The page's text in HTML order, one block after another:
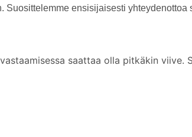
Suosittelemme ensisijaisesti yhteydenottoa
saattaa olla pitkäkin viive.